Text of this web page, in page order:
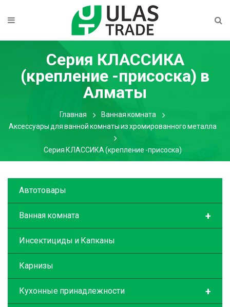
Серия КЛАССИКА
(крепление -присоска) в
Алматы
Главная
Ванная комната
Аксессуары для ванной комнаты из хромированного металла
Серия КЛАССИКА (крепление -присоска)
Автотовары
+
Ванная комната
Инсектициды и Капканы
Карнизы
+
Кухонные принадлежности